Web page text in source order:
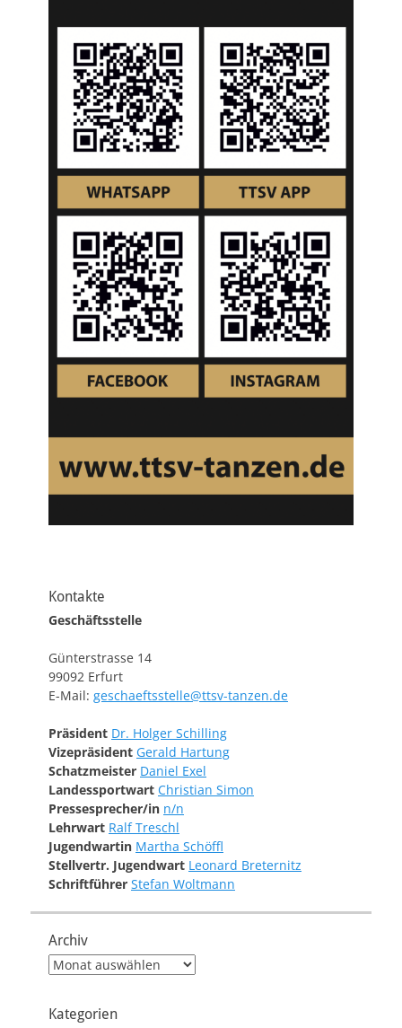
Kontakte
Geschäftsstelle
Günterstrasse 14
99092 Erfurt
E-Mail: geschaeftsstelle@ttsv-tanzen.de
Präsident Dr. Holger Schilling
Vizepräsident Gerald Hartung
Schatzmeister Daniel Exel
Landessportwart Christian Simon
Pressesprecher/in n/n
Lehrwart Ralf Treschl
Jugendwartin Martha Schöffl
Stellvertr. Jugendwart Leonard Breternitz
Schriftführer Stefan Woltmann
Archiv
Archiv
Kategorien